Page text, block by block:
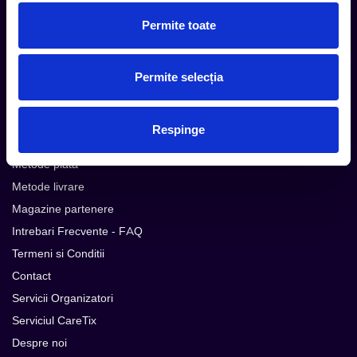
Permite toate
Permite selecția
Respinge
Urmareste noutatile pe
Metode plata
Metode livrare
Magazine partenere
Intrebari Frecvente - FAQ
Termeni si Conditii
Contact
Servicii Organizatori
Serviciul CareTix
Despre noi